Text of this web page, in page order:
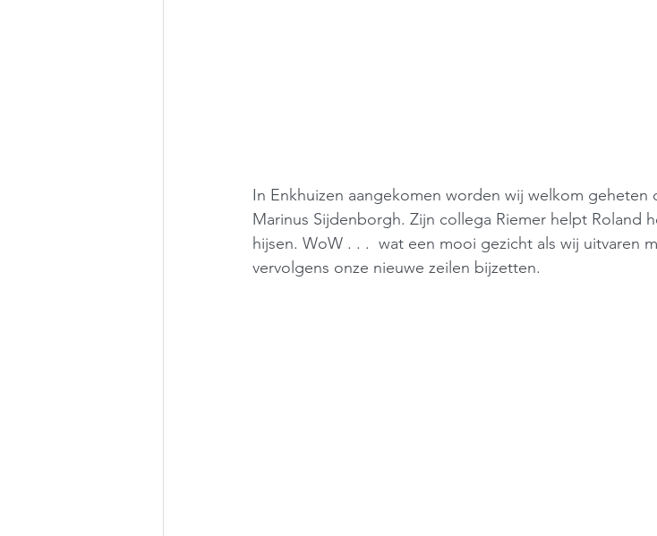
In Enkhuizen aangekomen worden wij welkom geheten
Marinus Sijdenborgh. Zijn collega Riemer helpt Roland
hijsen. WoW . . .  wat een mooi gezicht als wij uitvaren
vervolgens onze nieuwe zeilen bijzetten.